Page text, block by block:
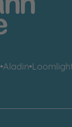
•Aladin•